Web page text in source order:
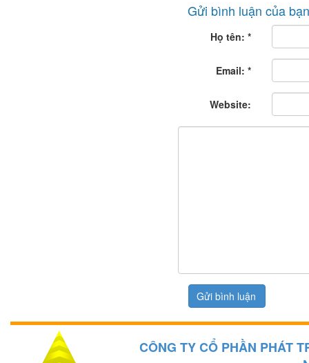
Gửi bình luận của
Họ tên: *
Email: *
Website:
CÔNG TY CỔ PHẦN PHÁT